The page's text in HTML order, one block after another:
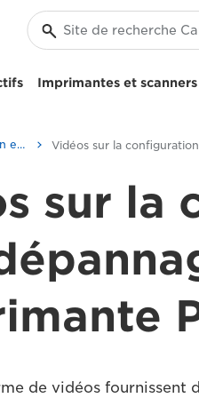
Imprimantes et scanners
Vidéos sur la configuration et le dépannage
sur la
de vidéos